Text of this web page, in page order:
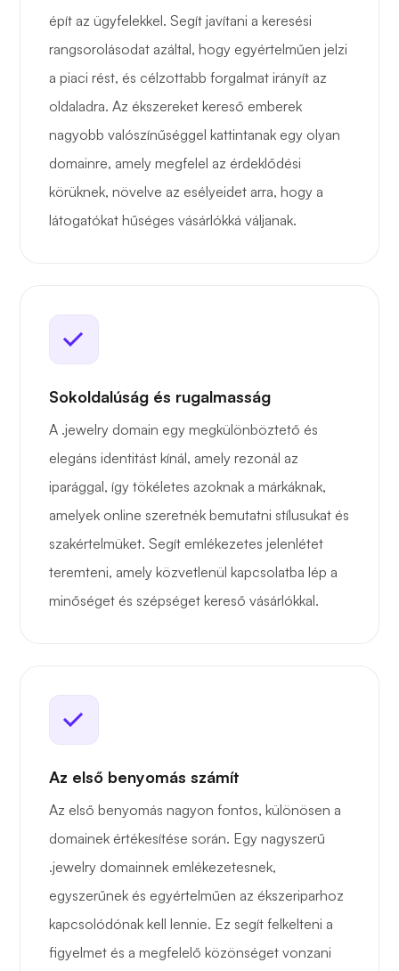
épít az ügyfelekkel. Segít javítani a keresési
rangsorolásodat azáltal, hogy egyértelműen jelzi
a piaci rést, és célzottabb forgalmat irányít az
oldaladra. Az ékszereket kereső emberek
nagyobb valószínűséggel kattintanak egy olyan
domainre, amely megfelel az érdeklődési
körüknek, növelve az esélyeidet arra, hogy a
látogatókat hűséges vásárlókká váljanak.
Sokoldalúság és rugalmasság
A .jewelry domain egy megkülönböztető és
elegáns identitást kínál, amely rezonál az
iparággal, így tökéletes azoknak a márkáknak,
amelyek online szeretnék bemutatni stílusukat és
szakértelmüket. Segít emlékezetes jelenlétet
teremteni, amely közvetlenül kapcsolatba lép a
minőséget és szépséget kereső vásárlókkal.
Az első benyomás számít
Az első benyomás nagyon fontos, különösen a
domainek értékesítése során. Egy nagyszerű
.jewelry domainnek emlékezetesnek,
egyszerűnek és egyértelműen az ékszeriparhoz
kapcsolódónak kell lennie. Ez segít felkelteni a
figyelmet és a megfelelő közönséget vonzani